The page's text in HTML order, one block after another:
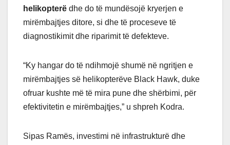
helikopterë dhe do të mundësojë kryerjen e
mirëmbajtjes ditore, si dhe të proceseve të
diagnostikimit dhe riparimit të defekteve.
“Ky hangar do të ndihmojë shumë në ngritjen e
mirëmbajtjes së helikopterëve Black Hawk, duke
ofruar kushte më të mira pune dhe shërbimi, për
efektivitetin e mirëmbajtjes,” u shpreh Kodra.
Sipas Ramës, investimi në infrastrukturë dhe